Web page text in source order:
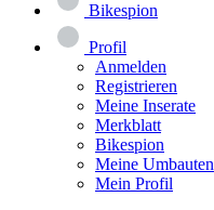
Bikespion
Profil
Anmelden
Registrieren
Meine Inserate
Merkblatt
Bikespion
Meine Umbauten
Mein Profil